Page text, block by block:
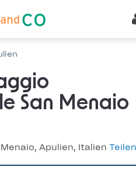
San Menaio
Apulien, Italien Teilen